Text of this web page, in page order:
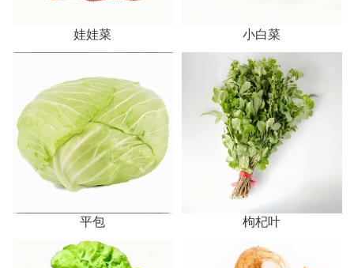
娃娃菜 小白菜
平包 枸杞叶